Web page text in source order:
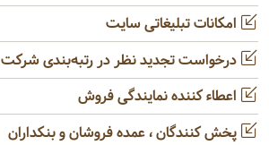
امکانات تبلیغاتی سایت
درخواست تجدید نظر در رتبه‌بندی شرکت
اعطاء کننده نمایندگی فروش
پخش کنندگان ، عمده فروشان و بنکداران